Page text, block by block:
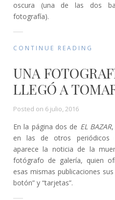
oscura (una de las dos
fotografía).
CONTINUE READING
UNA
LLEGÓ A
Posted on 6 julio, 2016
En la página dos de EL BAZAR,
en las de otros periódicos
aparece la noticia de la
fotógrafo de galería, quien
esas mismas publicaciones
botón” y “tarjetas”.